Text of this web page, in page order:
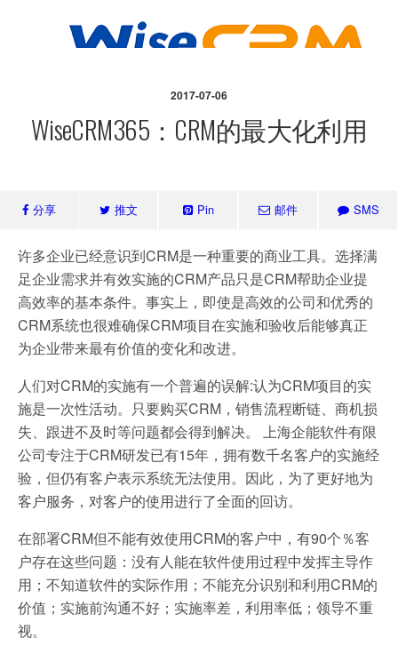
2017-07-06
WiseCRM365：CRM的最大化利用
分享 推文 Pin 邮件 SMS
许多企业已经意识到CRM是一种重要的商业工具。选择满
足企业需求并有效实施的CRM产品只是CRM帮助企业提
高效率的基本条件。事实上，即使是高效的公司和优秀的
CRM系统也很难确保CRM项目在实施和验收后能够真正
为企业带来最有价值的变化和改进。
人们对CRM的实施有一个普遍的误解:认为CRM项目的实
施是一次性活动。只要购买CRM，销售流程断链、商机损
失、跟进不及时等问题都会得到解决。 上海企能软件有限
公司专注于CRM研发已有15年，拥有数千名客户的实施经
验，但仍有客户表示系统无法使用。因此，为了更好地为
客户服务，对客户的使用进行了全面的回访。
在部署CRM但不能有效使用CRM的客户中，有90个％客
户存在这些问题：没有人能在软件使用过程中发挥主导作
用；不知道软件的实际作用；不能充分识别和利用CRM的
价值；实施前沟通不好；实施率差，利用率低；领导不重
视。